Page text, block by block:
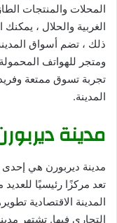
المحلات والمنتجات
الغربية والحلال ،
ذلك ، تضم أسواق
ومتجر للهواتف
تجربة تسوق ممتعة
المدينة.
مدينة
مدينة ديربورن هي إحدى
تعد مركزًا رئيسيًا
المدينة الاقتصادية
التجاري فيها. تشتهر